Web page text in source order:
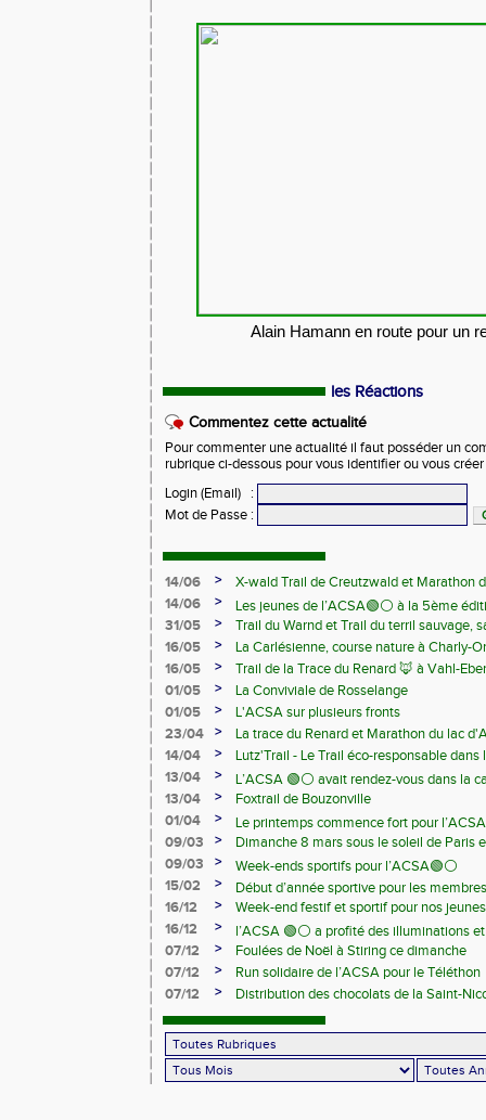
Alain Hamann en route pour un
les Réactions
Commentez cette actualité
Pour commenter une actualité il faut posséder un
rubrique ci-dessous pour vous identifier ou vous
Login (Email)
:
Mot de Passe :
14/06 >
X-wald Trail de Creutzwald et Marathon
14/06
>
Les jeunes de l’ACSA🟢⚪️ à la 5ème
Samedi 13 juin
31/05 >
Trail du Warnd et Trail du terril sauvage,
16/05
>
La Carlésienne, course nature à Charly-
16/05
>
Trail de la Trace du Renard 🦊 à Vahl-
01/05
>
La Conviviale de Rosselange
01/05
>
L'ACSA sur plusieurs fronts
23/04
>
La trace du Renard et Marathon du lac
14/04
>
Lutz'Trail - Le Trail éco-responsable dans
13/04
>
L’ACSA 🟢⚪️ avait rendez-vous dans la
13/04
>
Foxtrail de Bouzonville
01/04
>
Le printemps commence fort pour
09/03
>
Dimanche 8 mars sous le soleil de Paris
09/03
>
Week-ends sportifs pour l’ACSA🟢⚪️
15/02
>
Début d’année sportive pour les
16/12
>
Week-end festif et sportif pour nos
16/12
>
l’ACSA 🟢⚪️ a profité des illuminations
07/12
>
Foulées de Noël à Stiring ce dimanche
07/12
>
Run solidaire de l’ACSA pour le Téléthon
07/12
> Distribution des chocolats de la Saint-